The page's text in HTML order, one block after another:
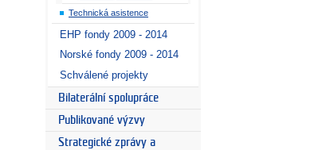
Technická asistence
EHP fondy 2009 - 2014
Norské fondy 2009 - 2014
Schválené projekty
Bilaterální spolupráce
Publikované výzvy
Strategické zprávy a